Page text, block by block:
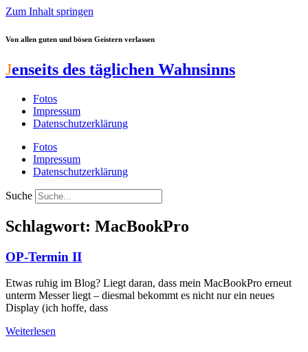
Zum Inhalt springen
Von allen guten und bösen Geistern verlassen
Jenseits des täglichen Wahnsinns
Fotos
Impressum
Datenschutzerklärung
Fotos
Impressum
Datenschutzerklärung
Suche
Schlagwort: MacBookPro
OP-Termin II
Etwas ruhig im Blog? Liegt daran, dass mein MacBookPro erneut
unterm Messer liegt – diesmal bekommt es nicht nur ein neues
Display (ich hoffe, dass
Weiterlesen